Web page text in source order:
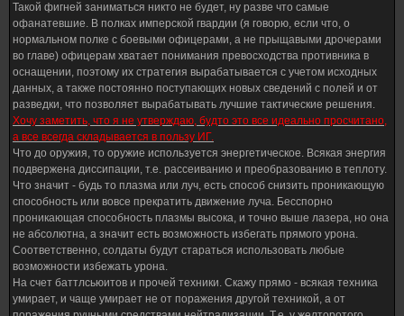
Такой фигней заниматься никто не будет, ну разве что самые
офанатевшие. В полках имперской гвардии (я говорю, если что, о
нормальном полке с боевыми офицерами, а не прыщавыми дрочерами
во главе) офицерам хватает понимания превосходства противника в
оснащении, поэтому их стратегия вырабатывается с учетом исходных
данных, а также постоянно поступающих новых сведений с полей и от
разведки, что позволяет вырабатывать лучшие тактические решения.
Хочу заметить, что я не утверждаю, будто это все идеально просчитано,
а все всегда складывается в пользу ИГ.
Что до оружия, то оружие используется энергетическое. Всякая энергия
подвержена диссипации, т.е. рассеиванию и преобразованию в теплоту.
Что значит - будь то плазма или луч, есть способ снизить проникающую
способность или вовсе прекратить движение луча. Бесспорно
проникающая способность плазмы высока, и точно выше лазера, но она
не абсолютна, а значит есть возможность избегать прямого урона.
Соответственно, солдаты будут стараться использовать любые
возможности избежать урона.
На счет баттлсьюитов и прочей техники. Скажу прямо - всякая техника
умирает, и чаще умирает не от поражения другой техникой, а от